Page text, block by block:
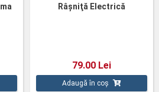
Râşniţă Electrică
79.00 Lei
Adaugă în coș